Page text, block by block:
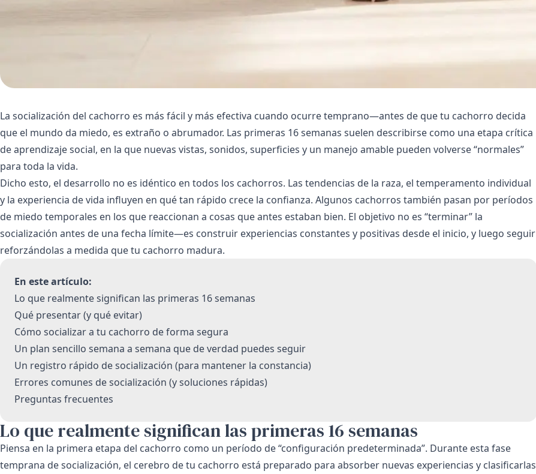
La socialización del cachorro es más fácil y más efectiva cuando ocurre temprano—antes de que tu cachorro decida
que el mundo da miedo, es extraño o abrumador. Las primeras 16 semanas suelen describirse como una etapa crítica
de aprendizaje social, en la que nuevas vistas, sonidos, superficies y un manejo amable pueden volverse “normales”
para toda la vida.
Dicho esto, el desarrollo no es idéntico en todos los cachorros. Las tendencias de la raza, el temperamento individual
y la experiencia de vida influyen en qué tan rápido crece la confianza. Algunos cachorros también pasan por períodos
de miedo temporales en los que reaccionan a cosas que antes estaban bien. El objetivo no es “terminar” la
socialización antes de una fecha límite—es construir experiencias constantes y positivas desde el inicio, y luego seguir
reforzándolas a medida que tu cachorro madura.
En este artículo:
Lo que realmente significan las primeras 16 semanas
Qué presentar (y qué evitar)
Cómo socializar a tu cachorro de forma segura
Un plan sencillo semana a semana que de verdad puedes seguir
Un registro rápido de socialización (para mantener la constancia)
Errores comunes de socialización (y soluciones rápidas)
Preguntas frecuentes
Lo que realmente significan las primeras 16 semanas
Piensa en la primera etapa del cachorro como un período de “configuración predeterminada”. Durante esta fase
temprana de socialización, el cerebro de tu cachorro está preparado para absorber nuevas experiencias y clasificarlas